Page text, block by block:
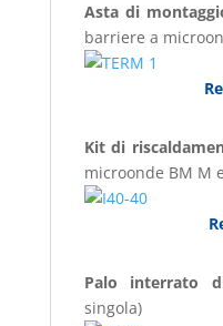
Asta di
barriere a
Kit di
microonde BM M
Palo interrato
singola)